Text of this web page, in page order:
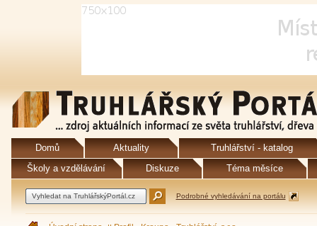
Domů Aktuality
Truhlářství - katalog
Školy a vzdělávání
Diskuze Téma měsíce
Podrobné vyhledávání na portálu